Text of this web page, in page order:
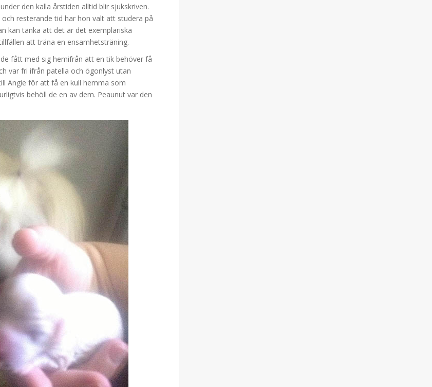
den kalla årstiden alltid blir sjukskriven.
resterande tid har hon valt att studera på
kan tänka att det är det exemplariska
att träna en ensamhetsträning.
fått med sig hemifrån att en tik behöver få
var fri ifrån patella och ögonlyst utan
Angie för att få en kull hemma som
behöll de en av dem. Peaunut var den